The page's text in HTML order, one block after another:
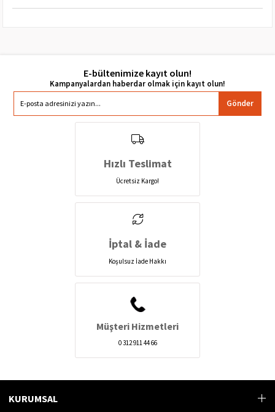
E-bültenimize kayıt olun!
Gönder
Hızlı Teslimat
Ücretsiz Kargo!
İptal & İade
Koşulsuz İade Hakkı
Müşteri Hizmetleri
0 312 911 44 66
KURUMSAL